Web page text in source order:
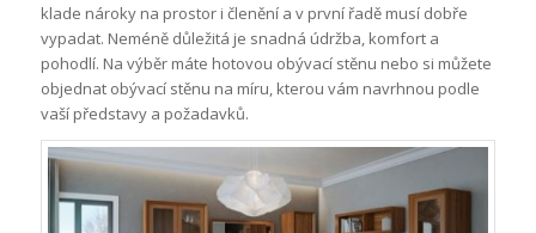
klade nároky na prostor i členění a v první řadě musí dobře
vypadat. Neméně důležitá je snadná údržba, komfort a
pohodlí. Na výběr máte hotovou obývací stěnu nebo si můžete
objednat obývací stěnu na míru, kterou vám navrhnou podle
vaší představy a požadavků.